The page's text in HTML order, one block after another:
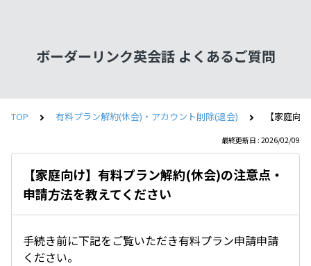
ボーダーリンク英会話 よくあるご質問
TOP 有料プラン解約(休会)・アカウント削除(退会) 【家庭向
最終更新日 : 2026/02/09
【家庭向け】有料プラン解約(休会)の注意点・
申請方法を教えてください
手続き前に下記をご覧いただき有料プラン申請申請
ください。